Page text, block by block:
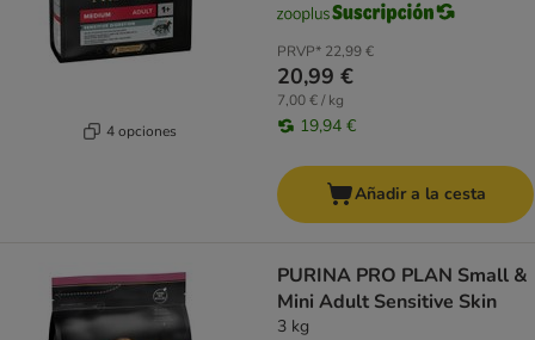
4 opciones
PRVP* 22,99 €
20,99 €
7,00 € / kg
19,94 €
Añadir a la cesta
PURINA PRO PLAN Small &
Mini Adult Sensitive Skin
3 kg